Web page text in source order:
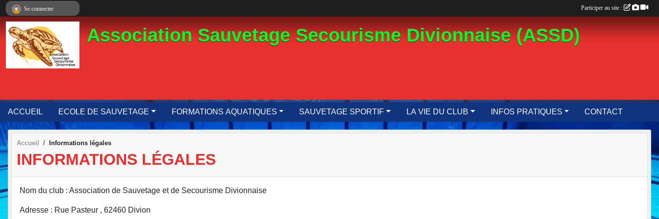
Association Sauvetage Secourisme Divionnaise (ASSD)
ACCUEIL ECOLE DE SAUVETAGE FORMATIONS AQUATIQUES SAUVETAGE SPORTIF LA VIE DU CLUB INFOS PRATIQUES CONTACT
Accueil Informations légales
INFORMATIONS LÉGALES
Nom du club : Association de Sauvetage et de Secourisme Divionnaise
Adresse : Rue Pasteur , 62460 Divion
Se connecter Participer au site :
Panneau de gestion des cookies